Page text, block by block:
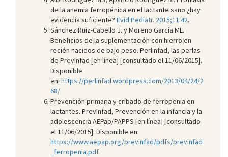
de la anemia ferropénica en el lactante sano ¿hay
evidencia suficiente? Evid Pediatr. 2015;11:42.
Sánchez Ruiz-Cabello J. y Moreno García ML.
Beneficios de la suplementación con hierro en
recién nacidos de bajo peso. Perlinfad, las perlas
de PrevInfad [en línea] [consultado el 11/06/2015].
Disponible
en: https://perlinfad.wordpress.com/2013/04/24/2
68/
Prevención primaria y cribado de ferropenia en
lactantes. PrevInfad, Prevención en la infancia y la
adolescencia AEPap/PAPPS [en línea] [consultado
el 11/06/2015]. Disponible en:
https://www.aepap.org/previnfad/pdfs/previnfad
_ferropenia.pdf